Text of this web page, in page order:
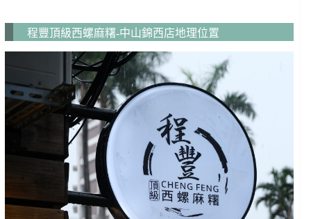
程豐頂級西螺麻糬-中山錦西店地理位置